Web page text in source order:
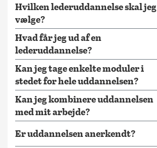
Hvilken lederuddannelse skal jeg
vælge?
Hvad får jeg ud af en
lederuddannelse?
Kan jeg tage enkelte moduler i
stedet for hele uddannelsen?
Kan jeg kombinere uddannelsen
med mit arbejde?
Er uddannelsen anerkendt?